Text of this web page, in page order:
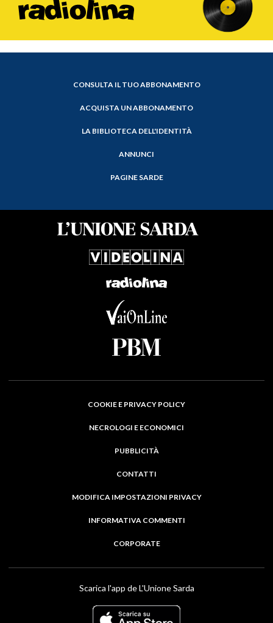
CONSULTA IL TUO ABBONAMENTO
ACQUISTA UN ABBONAMENTO
LA BIBLIOTECA DELL'IDENTITÀ
ANNUNCI
PAGINE SARDE
COOKIE E PRIVACY POLICY
NECROLOGI E ECONOMICI
PUBBLICITÀ
CONTATTI
MODIFICA IMPOSTAZIONI PRIVACY
INFORMATIVA COMMENTI
CORPORATE
Scarica l'app de L'Unione Sarda